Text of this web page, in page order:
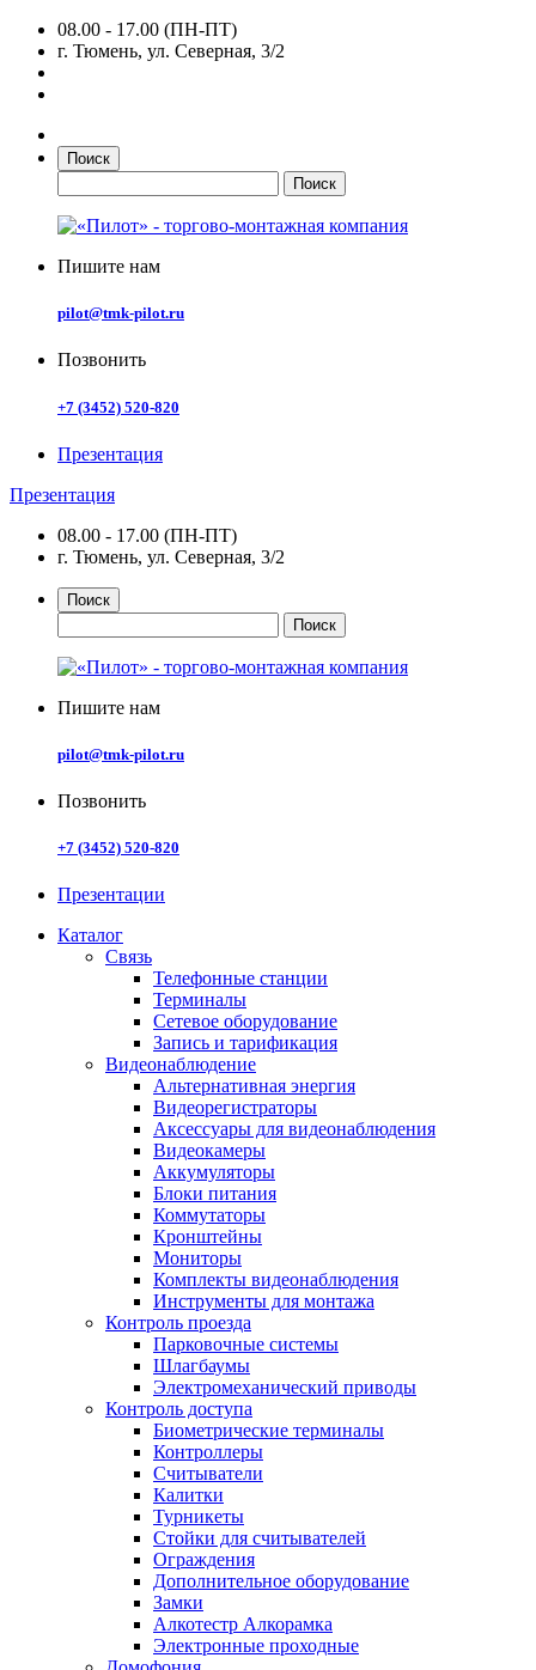
08.00 - 17.00 (ПН-ПТ)
г. Тюмень, ул. Северная, 3/2
Поиск
Пишите нам
pilot@tmk-pilot.ru
Позвонить
+7 (3452) 520-820
Презентация
Презентация
08.00 - 17.00 (ПН-ПТ)
г. Тюмень, ул. Северная, 3/2
Поиск
Пишите нам
pilot@tmk-pilot.ru
Позвонить
+7 (3452) 520-820
Презентации
Каталог
Связь
Телефонные станции
Терминалы
Сетевое оборудование
Запись и тарификация
Видеонаблюдение
Альтернативная энергия
Видеорегистраторы
Аксессуары для видеонаблюдения
Видеокамеры
Аккумуляторы
Блоки питания
Коммутаторы
Кронштейны
Мониторы
Комплекты видеонаблюдения
Инструменты для монтажа
Контроль проезда
Парковочные системы
Шлагбаумы
Электромеханический приводы
Контроль доступа
Биометрические терминалы
Контроллеры
Считыватели
Калитки
Турникеты
Стойки для считывателей
Ограждения
Дополнительное оборудование
Замки
Алкотестр Алкорамка
Электронные проходные